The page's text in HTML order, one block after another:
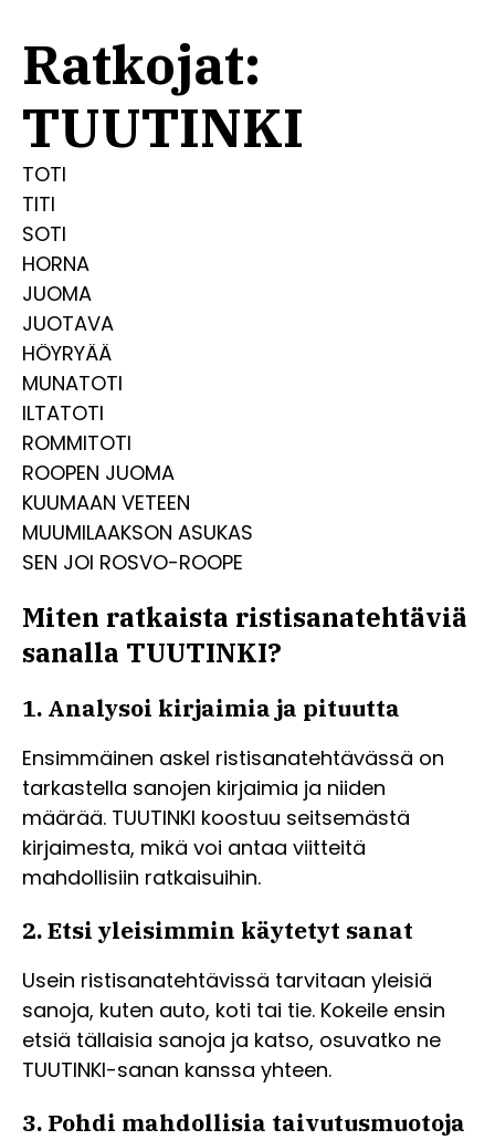
Ratkojat:
TUUTINKI
TOTI
TITI
SOTI
HORNA
JUOMA
JUOTAVA
HÖYRYÄÄ
MUNATOTI
ILTATOTI
ROMMITOTI
ROOPEN JUOMA
KUUMAAN VETEEN
MUUMILAAKSON ASUKAS
SEN JOI ROSVO-ROOPE
Miten ratkaista ristisanatehtäviä
sanalla TUUTINKI?
1. Analysoi kirjaimia ja pituutta
Ensimmäinen askel ristisanatehtävässä on
tarkastella sanojen kirjaimia ja niiden
määrää. TUUTINKI koostuu seitsemästä
kirjaimesta, mikä voi antaa viitteitä
mahdollisiin ratkaisuihin.
2. Etsi yleisimmin käytetyt sanat
Usein ristisanatehtävissä tarvitaan yleisiä
sanoja, kuten auto, koti tai tie. Kokeile ensin
etsiä tällaisia sanoja ja katso, osuvatko ne
TUUTINKI-sanan kanssa yhteen.
3. Pohdi mahdollisia taivutusmuotoja